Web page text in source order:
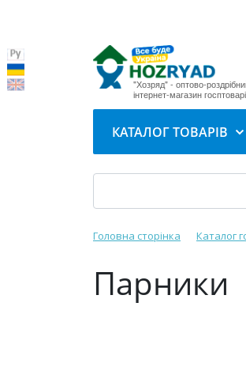
"Хозряд" - оптово-
інтернет-магазин
КАТАЛОГ ТОВАРІВ
Головна сторінка Каталог
Парники